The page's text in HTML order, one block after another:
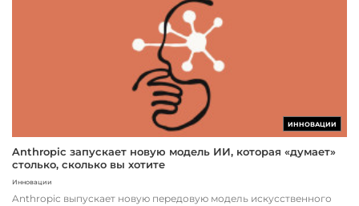
ИННОВАЦИИ
Anthropic запускает новую модель ИИ, которая «думает»
столько, сколько вы хотите
Инновации
Anthropic выпускает новую передовую модель искусственного